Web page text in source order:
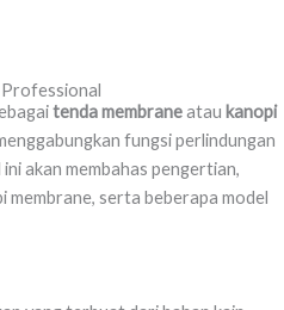
tenda membraneatau kanopi
fungsi perlindungan
akan membahas pengertian,
membrane, serta beberapa model